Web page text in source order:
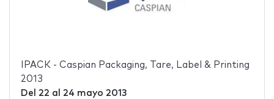
IPACK - Caspian Packaging, Tare, Label & Printing
2013
Del 22 al 24 mayo 2013